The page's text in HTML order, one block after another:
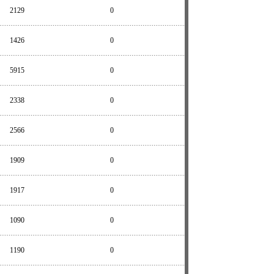
2129 0
1426 0
5915 0
2338 0
2566 0
1909 0
1917 0
1090 0
1190 0